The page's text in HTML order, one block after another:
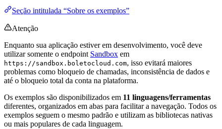
Seção intitulada “Sobre os exemplos”
Atenção
Enquanto sua aplicação estiver em desenvolvimento, você deve
utilizar somente o endpoint Sandbox em
https://sandbox.boletocloud.com, isso evitará maiores
problemas como bloqueio de chamadas, inconsistência de dados e
até o bloqueio total da conta na plataforma.
Os exemplos são disponibilizados em 11 linguagens/ferramentas
diferentes, organizados em abas para facilitar a navegação. Todos os
exemplos seguem o mesmo padrão e utilizam as bibliotecas nativas
ou mais populares de cada linguagem.